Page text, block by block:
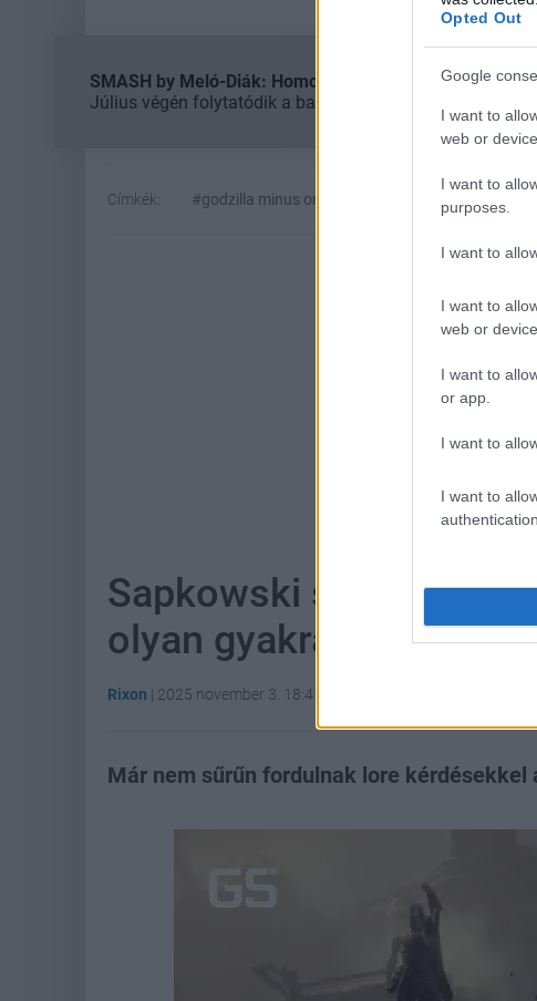
Opted Out
Google
I want to
web or
I want to
purposes.
I want to
I want to
web or
I want to
or app.
I want to
I want to
SMASH by Meló-Diák: Homok, zene és a nyár legjobb
Július végén folytatódik a balatoni strandröplabda-
Címkék: #godzilla minus one
Sapkowski szerint a
olyan gyakran a
Rixon | 2025 november 3. 18:41
Már nem sűrűn fordulnak lore kérdésekkel